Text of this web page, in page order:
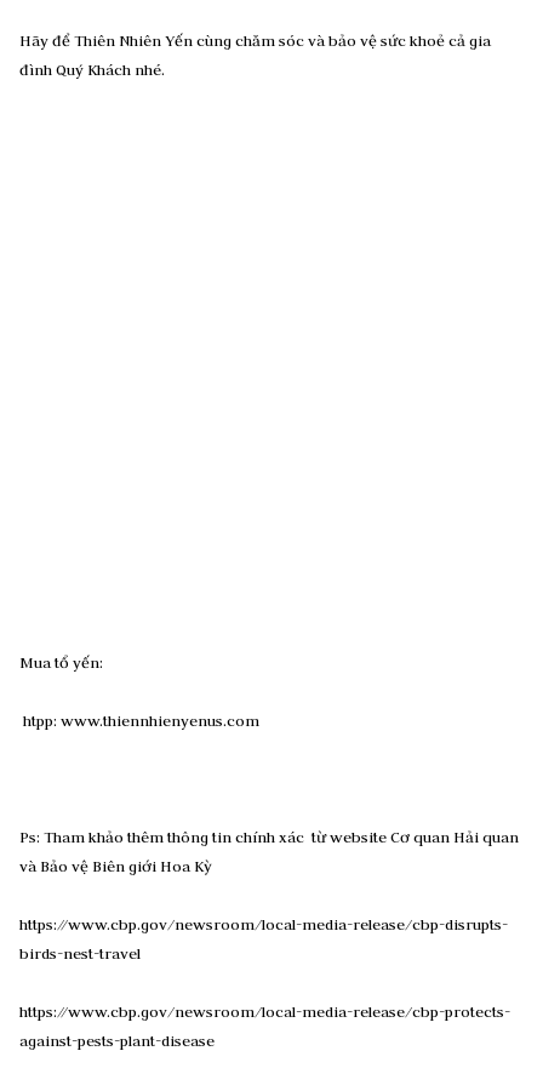
Hãy để Thiên Nhiên Yến cùng chăm sóc và bảo vệ sức khoẻ cả gia
đình Quý Khách nhé.
Mua tổ yến:
htpp: www.thiennhienyenus.com
Ps: Tham khảo thêm thông tin chính xác từ website Cơ quan Hải quan
và Bảo vệ Biên giới Hoa Kỳ
https://www.cbp.gov/newsroom/local-media-release/cbp-disrupts-
birds-nest-travel
https://www.cbp.gov/newsroom/local-media-release/cbp-protects-
against-pests-plant-disease